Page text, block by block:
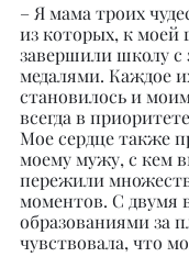
– Я мама троих
из которых, к моей
завершили школу с
медалями. Каждое
становилось и
всегда в
Мое сердце также
моему мужу, с кем
пережили
моментов. С
образованиями за
чувствовала, что